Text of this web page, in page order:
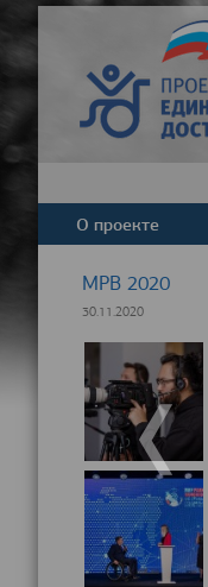
О проекте
МРВ 2020
30.11.2020